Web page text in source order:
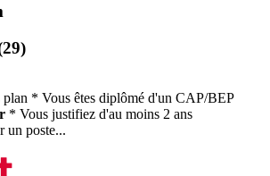
plan * Vous êtes diplômé d'un CAP/BEP
* Vous justifiez d'au moins 2 ans
un poste...